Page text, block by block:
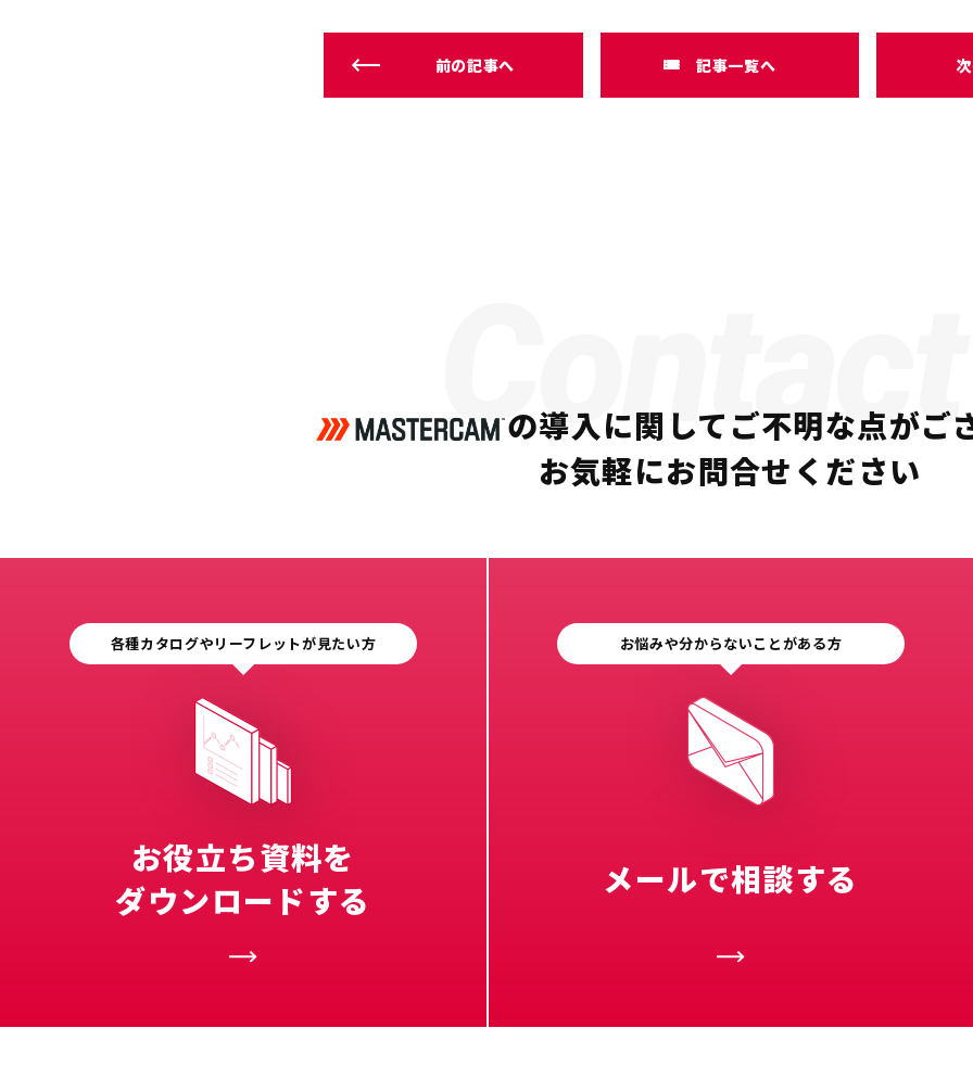
前の記事へ 記事一覧へ
Contact
の導入に関して ご不明な点がご
お気軽にお問合せください
各種カタログやリーフレットが見たい方
お役立ち資料を
ダウンロードする
お悩みや分からないことがある方
メールで相談する